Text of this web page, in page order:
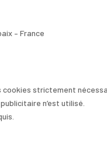
– France
strictement
n’est utilisé.